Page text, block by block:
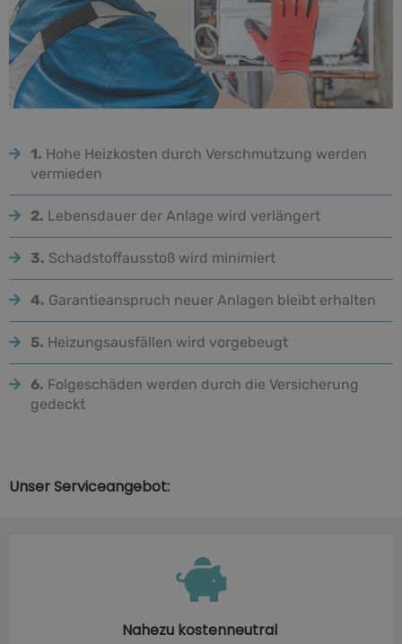
1. Hohe Heizkosten durch Verschmutzung werden
vermieden
2. Lebensdauer der Anlage wird verlängert
3. Schadstoffausstoß wird minimiert
4. Garantieanspruch neuer Anlagen bleibt erhalten
5. Heizungsausfällen wird vorgebeugt
6. Folgeschäden werden durch die Versicherung
gedeckt
Unser Serviceangebot:
Nahezu kostenneutral